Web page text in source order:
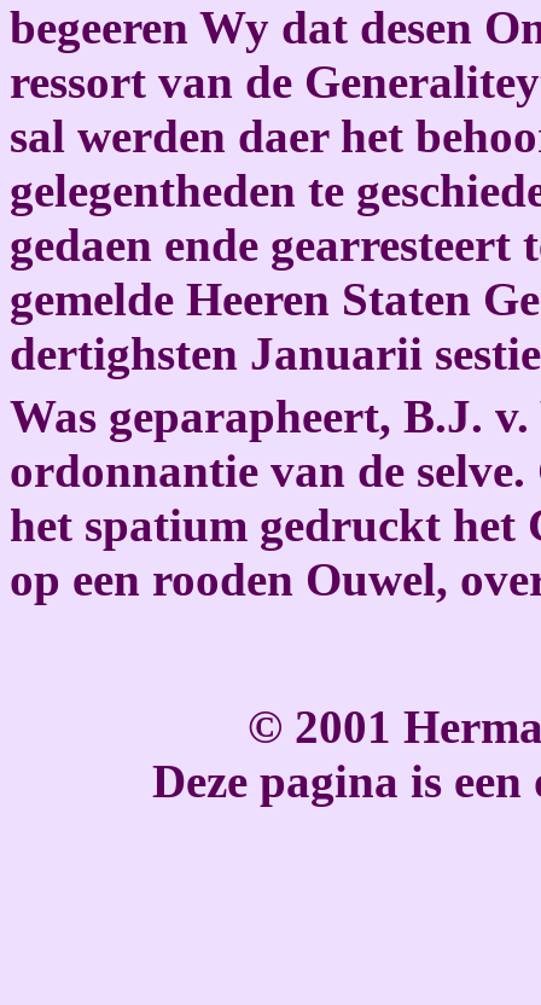
begeeren Wy dat desen
ressort van de
sal werden daer het
gelegentheden te
gedaen ende
gemelde Heeren Staten
dertighsten Januarii
Was geparapheert, B.J.
ordonnantie van de
het spatium gedruckt het
op een rooden Ouwel,
© 2001
Deze pagina is